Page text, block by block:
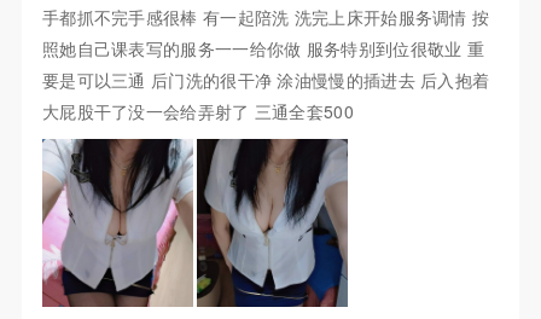
手都抓不完手感很棒 有一起陪洗 洗完上床开始服务调情 按
照她自己课表写的服务一一给你做 服务特别到位很敬业 重
要是可以三通 后门洗的很干净 涂油慢慢的插进去 后入抱着
大屁股干了没一会给弄射了 三通全套500